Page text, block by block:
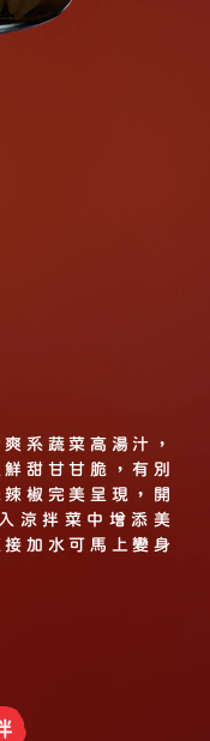
系蔬菜高湯汁，
甜甘甘脆，有別
椒完美呈現，開
涼拌菜中增添美
加水可馬上變身